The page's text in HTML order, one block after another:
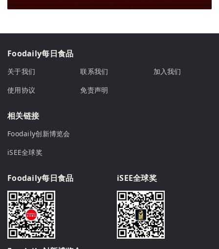
Foodaily每日食品
关于我们 联系我们
加入我们
使用协议
免责声明
相关链接
Foodaily创新博览会
iSEE全球奖
Foodaily每日食品 iSEE全球奖